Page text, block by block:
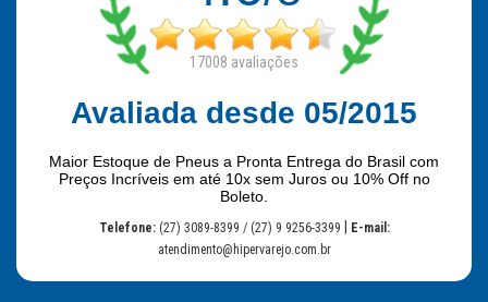
17008 avaliações
Avaliada desde 05/2015
Maior Estoque de Pneus a Pronta Entrega do Brasil com
Preços Incríveis em até 10x sem Juros ou 10% Off no
Boleto.
Telefone: (27) 3089-8399 / (27) 9 9256-3399
E-mail:
atendimento@hipervarejo.com.br